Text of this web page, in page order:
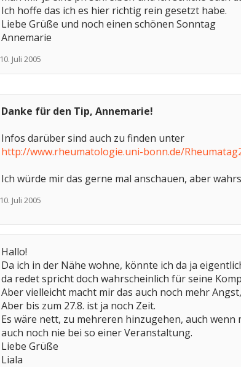
Ich hoffe das ich es hier richtig rein gesetzt habe.
Liebe Grüße und noch einen schönen Sonntag
Annemarie
10. Juli 2005
Danke für den Tip, Annemarie!
Infos darüber sind auch zu finden unter
http://www.rheumatologie.uni-bonn.de/
Ich würde mir das gerne mal anschauen, aber
10. Juli 2005
Hallo!
Da ich in der Nähe wohne, könnte ich da ja
da redet spricht doch wahrscheinlich für seine
Aber vielleicht macht mir das auch noch mehr
Aber bis zum 27.8. ist ja noch Zeit.
Es wäre nett, zu mehreren hinzugehen, auch
auch noch nie bei so einer Veranstaltung.
Liebe Grüße
Liala